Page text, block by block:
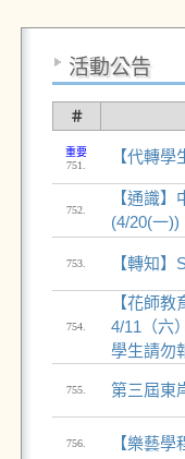
活動公告
＃
重要
751.
【代轉
752.
【通識
(4/20(一))
753. 【轉知
754.
【花師
4/11（六
學生請勿
755. 第三屆東
756. 【樂藝